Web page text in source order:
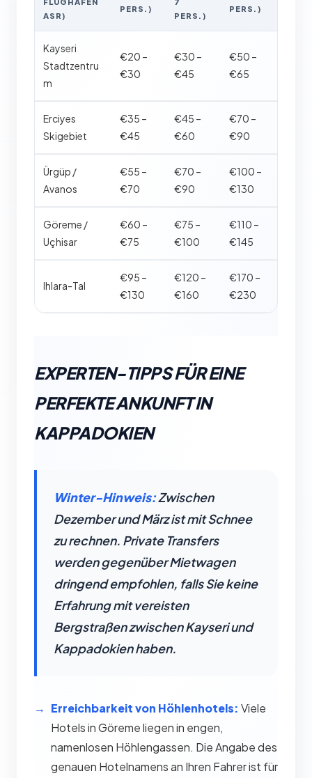
ASR)
PERS.)
PERS.)
PERS.)
Kayseri
Stadtzentru
m
€20 –
€30
€30 –
€45
€50 –
€65
Erciyes
Skigebiet
€35 –
€45
€45 –
€60
€70 –
€90
Ürgüp /
Avanos
€55 –
€70
€70 –
€90
€100 –
€130
Göreme /
Uçhisar
€60 –
€75
€75 –
€100
€110 –
€145
Ihlara-Tal
€95 –
€130
€120 –
€160
€170 –
€230
EXPERTEN-TIPPS FÜR EINE
PERFEKTE ANKUNFT IN
KAPPADOKIEN
Winter-Hinweis:Zwischen
Dezember und März ist mit Schnee
zu rechnen. Private Transfers
werden gegenüber Mietwagen
dringend empfohlen, falls Sie keine
Erfahrung mit vereisten
Bergstraßen zwischen Kayseri und
Kappadokien haben.
Erreichbarkeit von Höhlenhotels: Viele
Hotels in Göreme liegen in engen,
namenlosen Höhlengassen. Die Angabe des
genauen Hotelnamens an Ihren Fahrer ist für